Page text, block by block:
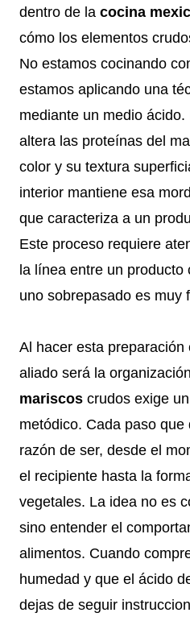
dentro de la cocina
cómo los elementos
No estamos cocinando
estamos aplicando una
mediante un medio
altera las proteínas del
color y su textura
interior mantiene esa
que caracteriza a un
Este proceso requiere
la línea entre un producto
uno sobrepasado es muy
Al hacer esta preparación
aliado será la
mariscos crudos exige
metódico. Cada paso
razón de ser, desde el
el recipiente hasta la
vegetales. La idea no es
sino entender el
alimentos. Cuando
humedad y que el ácido
dejas de seguir